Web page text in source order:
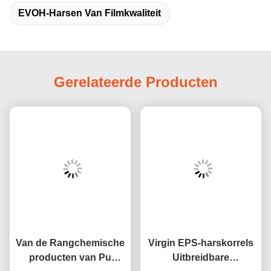
EVOH-Harsen Van Filmkwaliteit
Gerelateerde Producten
Van de Rangchemische
producten van Pu
Virgin EPS-harskorrels
Uitbreidbare